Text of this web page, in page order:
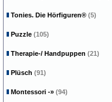
Tonies. Die Hörfiguren® (5)
Puzzle (105)
Therapie-/ Handpuppen (21)
Plüsch (91)
Montessori -» (94)